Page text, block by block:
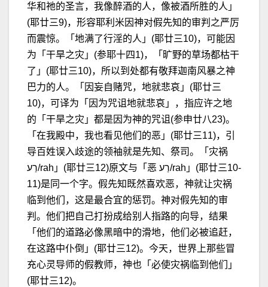
华和祂的圣言，我像醉酒的人，像被酒所胜的人」
(耶廿三9)，形容耶利米因神对假先知的审判之严厉
而震惊。「地满了行淫的人」(耶廿三10)，可能因
为「干旱之灾」(参耶十四1)，「旷野的草场都枯干
了」(耶廿三10)，所以到处都有敬拜迦南风暴之神
巴力的人。「因妄自赌咒，地就悲哀」(耶廿三
10)，可译为「因为咒诅地就悲哀」，指应许之地
的「干旱之灾」都是因为神的咒诅(参申廿八23)。
「在我殿中，我也看见他们的恶」(耶廿三11)，引
导百姓误入歧途的领袖就是先知、祭司。「灾祸
רַע/rah」(耶廿三12)原文与「恶 רַע/rah」(耶廿三10-
11)是同一个字。假先知既然喜欢恶，神就让灾祸
临到他们，这是最合宜的惩罚。神对假先知的审
判。他们把自己打扮成给别人指路的向导，结果
「他们的道路必像黑暗中的滑地，他们必被追赶，
在这路中仆倒」(耶廿三12)。今天，世界上那些冒
充心灵导师的假教师，神也「必使灾祸临到他们」
(耶廿三12)。